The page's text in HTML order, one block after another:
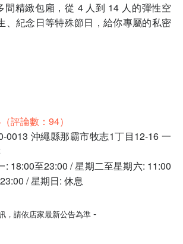
間精緻包廂，從 4 人到 14 人的彈性空
、紀念日等特殊節日，給你專屬的私密
評論數：94）
0013 沖繩縣那霸市牧志1丁目12-16 一
: 18:00至23:00 / 星期二至星期六: 11:00
/ 星期日: 休息
，請依店家最新公告為準 -